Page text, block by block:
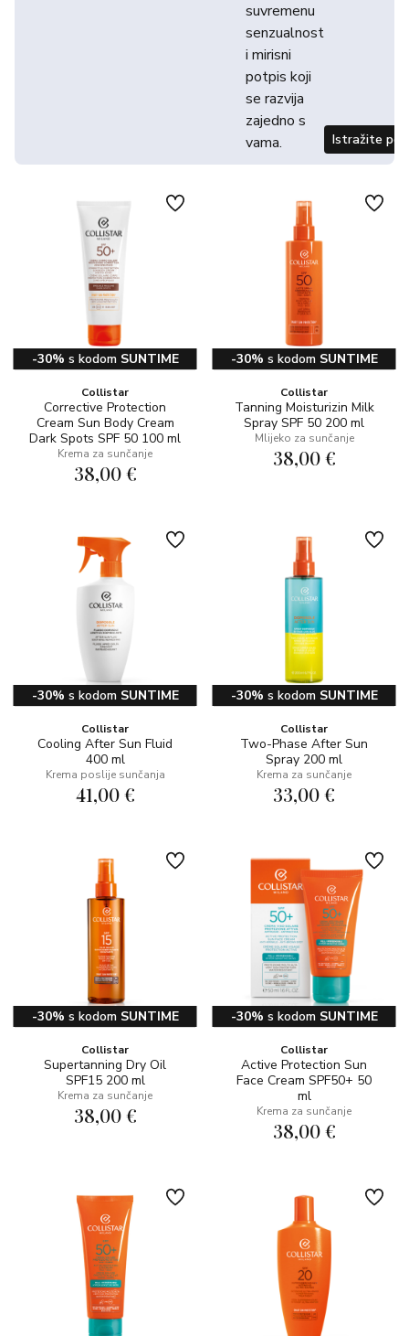
suvremenu
senzualnost
i mirisni
potpis koji
se razvija
zajedno s
vama.
Istražite
-30% s kodom SUNTIME
Collistar
Corrective Protection
Cream Sun Body Cream
Dark Spots SPF 50 100 ml
Krema za sunčanje
38,00 €
-30% s kodom SUNTIME
Collistar
Tanning Moisturizin Milk
Spray SPF 50 200 ml
Mlijeko za sunčanje
38,00 €
-30% s kodom SUNTIME
Collistar
Cooling After Sun Fluid
400 ml
Krema poslije sunčanja
41,00 €
-30% s kodom SUNTIME
Collistar
Two-Phase After Sun
Spray 200 ml
Krema za sunčanje
33,00 €
-30% s kodom SUNTIME
Collistar
Supertanning Dry Oil
SPF15 200 ml
Krema za sunčanje
38,00 €
-30% s kodom SUNTIME
Collistar
Active Protection Sun
Face Cream SPF50+ 50
ml
Krema za sunčanje
38,00 €